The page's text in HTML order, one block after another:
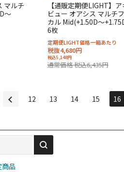
マルチ
～
【通販定期便LIGHT】ア
ビュー オアシス マルチ
カル Mid(+1.50D～
6枚
定期便LIGHT価格一箱あたり
税抜4,680円
税込5,148円
通常価格 税込6,435円
12 13 14 15 16
品